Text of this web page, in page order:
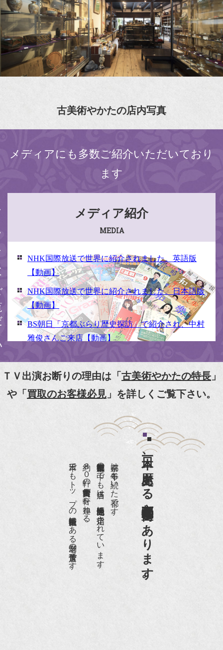
古美術やかたの店内写真
メディアにも多数ご紹介いただいており
ます
い メディア紹介
MEDIA
NHK国際放送で世界に紹介されました。英語版
【動画】
NHK国際放送で世界に紹介されました。日本語版
【動画】
BS朝日「京都ぶらり歴史探訪」で紹介され、中村
雅俊さんご来店【動画】
【動画】
『京都新聞』とKBS京都で鴨東まちなか美術館を
『和楽』7月号 樋口可南子さんがお店へ！！
『樋口可南子の古寺散歩』（5月17日発行）
NHK「趣味Do楽」とよた真帆さんご来店！【動
NHK『美の壺』（4月24日放送）
『和楽』10月号
『Hanako 京都案内』
『FIGARO japon』12月号
ＴＶ出演お断りの理由は「古美術やかたの特長 」
や「買取のお客様必見 」を詳しくご覧下さい。
日本一、歴史ある
京都祇園骨董街にあります。
京都は千年も続いた都です。
京都祇園骨董街の中でも当店は、歴史的保全地区に指定されています。
約８０軒の古美術骨董商が軒を連ねる、
日本でもトップの祇園骨董街にある老舗の骨董店です。